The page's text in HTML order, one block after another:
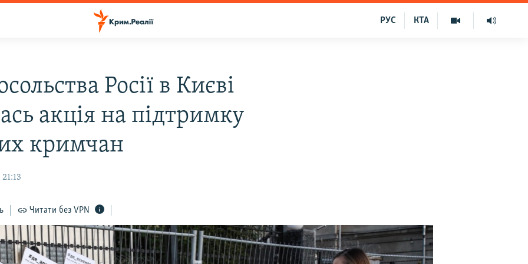
КТА
РУС
Росії в Києві
акція на підтримку
кримчан
Читати без VPN